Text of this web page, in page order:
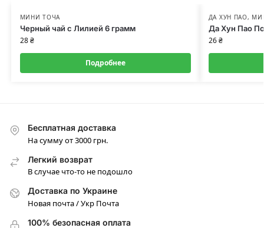
МИНИ ТОЧА
Черный чай с Лилией 6 грамм
28₴
Подробнее
ДА ХУН ПАО,
Да Хун Пао
26₴
Бесплатная доставка
На сумму от 3000 грн.
Легкий возврат
В случае что-то не подошло
Доставка по Украине
Новая почта / Укр Почта
100% безопасная оплата